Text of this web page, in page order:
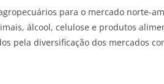
para o mercado norte-
álcool, celulose e produtos
diversificação dos mercados